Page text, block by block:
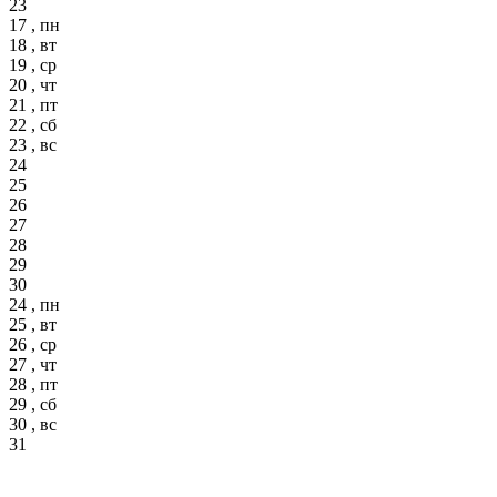
23
17 , пн
18 , вт
19 , ср
20 , чт
21 , пт
22 , сб
23 , вс
24
25
26
27
28
29
30
24 , пн
25 , вт
26 , ср
27 , чт
28 , пт
29 , сб
30 , вс
31